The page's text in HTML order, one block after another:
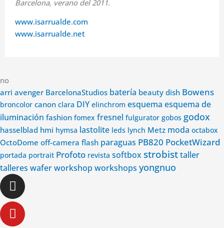
Barcelona, verano del 2011.
www.isarrualde.com
www.isarrualde.net
no
arri avenger BarcelonaStudios batería beauty dish Bowens
broncolor canon clara DIY elinchrom esquema esquema de
iluminación fashion fomex fresnel fulgurator gobos godox
hasselblad hmi hymsa lastolite leds lynch Metz moda octabox
OctoDome off-camera flash paraguas PB820 PocketWizard
portada portrait Profoto revista softbox strobisttaller
talleres waferworkshop workshops yongnuo
Instagram
Youtube
Facebook-
f
Linkedin-
in